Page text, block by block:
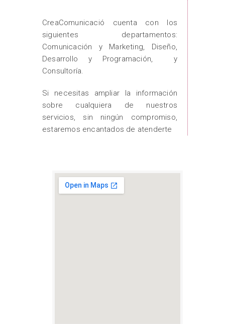
CreaComunicació cuenta con los
siguientes departamentos:
Comunicación y Marketing, Diseño,
Desarrollo y Programación, y
Consultoría.
Si necesitas ampliar la información
sobre cualquiera de nuestros
servicios, sin ningún compromiso,
estaremos encantados de atenderte